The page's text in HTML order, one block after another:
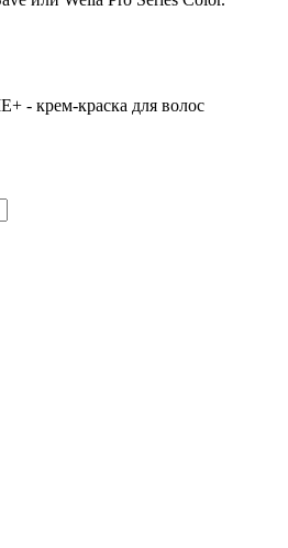
- крем-краска для волос